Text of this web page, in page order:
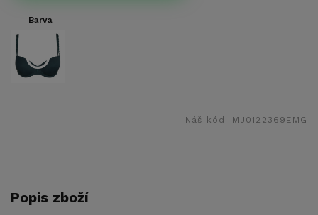
Barva
Náš kód: MJ0122369EMG
Popis zboží